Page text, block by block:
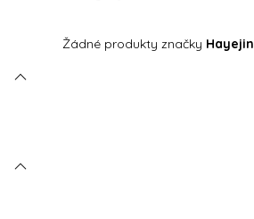
Žádné produkty značky Hayejin